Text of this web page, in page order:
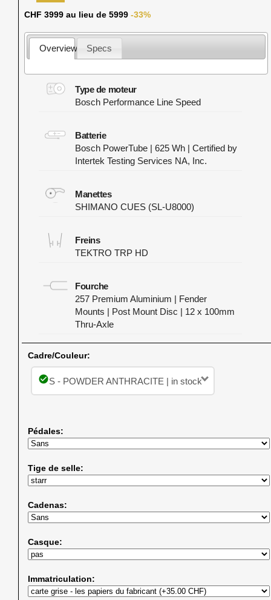
CHF 3999 au lieu de 5999 -33%
Overview Specs
Type de moteur
Bosch Performance Line Speed
Batterie
Bosch PowerTube | 625 Wh | Certified by
Intertek Testing Services NA, Inc.
Manettes
SHIMANO CUES (SL-U8000)
Freins
TEKTRO TRP HD
Fourche
257 Premium Aluminium | Fender
Mounts | Post Mount Disc | 12 x 100mm
Thru-Axle
Cadre/Couleur:
check_circleS - POWDER ANTHRACITE | in stock
Pédales:
Tige de selle:
Cadenas:
Casque:
Immatriculation: